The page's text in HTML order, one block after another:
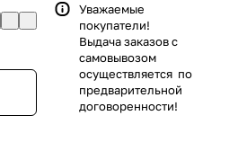
Уважаемые
покупатели!
Выдача заказов с
самовывозом
осуществляется по
предварительной
договоренности!